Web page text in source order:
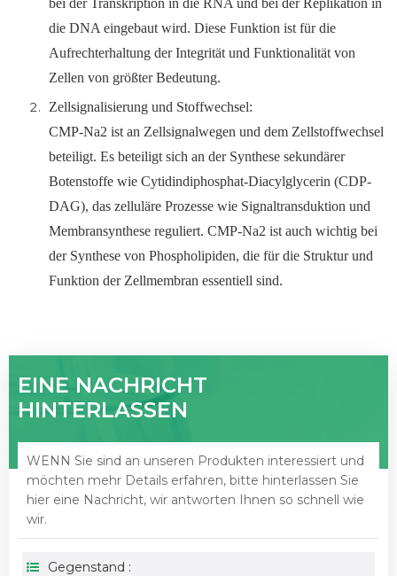
bei der Transkription in die RNA und bei der Replikation in
die DNA eingebaut wird. Diese Funktion ist für die
Aufrechterhaltung der Integrität und Funktionalität von
Zellen von größter Bedeutung.
Zellsignalisierung und Stoffwechsel:
CMP-Na2 ist an Zellsignalwegen und dem Zellstoffwechsel
beteiligt. Es beteiligt sich an der Synthese sekundärer
Botenstoffe wie Cytidindiphosphat-Diacylglycerin (CDP-
DAG), das zelluläre Prozesse wie Signaltransduktion und
Membransynthese reguliert. CMP-Na2 ist auch wichtig bei
der Synthese von Phospholipiden, die für die Struktur und
Funktion der Zellmembran essentiell sind.
EINE NACHRICHT
HINTERLASSEN
WENN Sie sind an unseren Produkten interessiert und
möchten mehr Details erfahren, bitte hinterlassen Sie
hier eine Nachricht, wir antworten Ihnen so schnell wie
wir.
Gegenstand :